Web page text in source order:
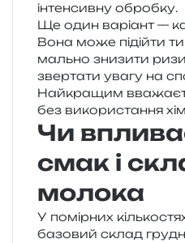
інтен­сив­ну обробку.
Ще один варі­ант —
Вона може піді­йти
маль­но зни­зи­ти
звер­та­ти увагу на
Найкращим
без вико­ри­ста­н­ня
Чи
смак і
молока
У помір­них
базо­вий склад